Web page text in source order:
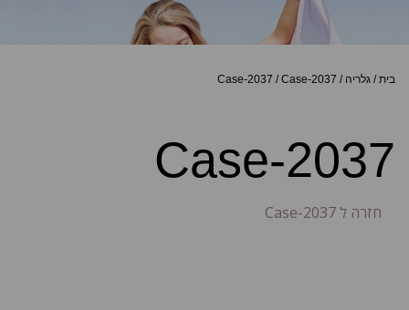
בית/ גלריה /
Case-2037 /Case-2037
Case-2037
חזרה ל Case-2037